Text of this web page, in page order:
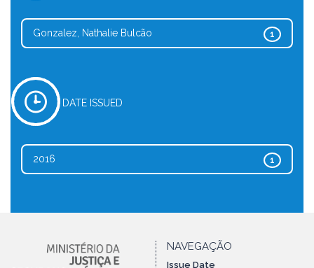
1
Gonzalez, Nathalie Bulcão
DATE ISSUED
1
2016
NAVEGAÇÃO
Issue Date